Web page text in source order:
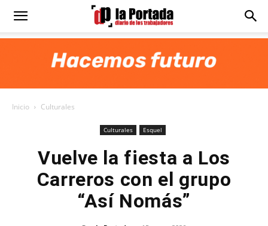
Diario
Inicio Culturales
Culturales Esquel
Vuelve la fiesta a Los
Carreros con el grupo
“Así Nomás”